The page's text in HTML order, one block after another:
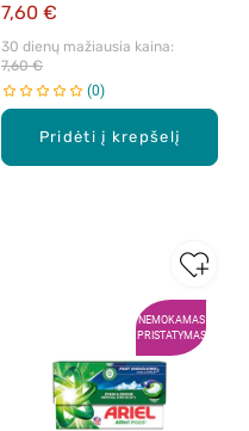
Pridėti į krepšelį
7,60 €
30 dienų mažiausia kaina:
7,60 €
0
NEMOKAMAS
PRISTATYMAS